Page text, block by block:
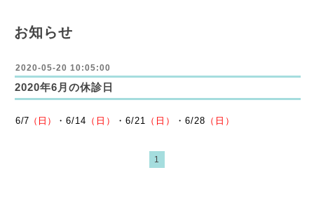
お知らせ
2020-05-20 10:05:00
2020年6月の休診日
6/7 （日） ・6/14 （日） ・6/21 （日） ・6/28 （日）
1